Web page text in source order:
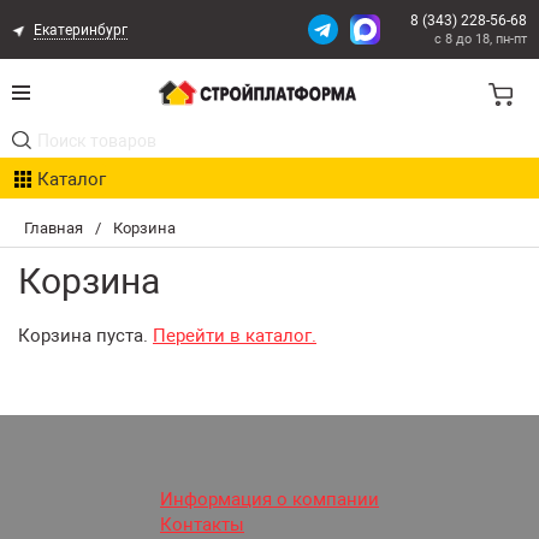
Главная / Корзина
Корзина
Корзина пуста. Перейти в каталог.
Екатеринбург
8 (343) 228-56-68
с 8 до 18, пн-пт
Каталог
Акции
Расчет доставки
Организациям
Оплата и ДоставкаИнформация о компании
Контакты